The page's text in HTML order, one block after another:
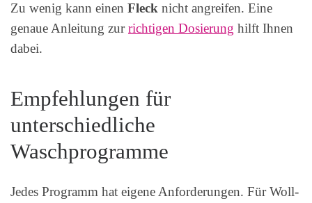
Zu wenig kann einen Fleck nicht angreifen. Eine
genaue Anleitung zurrichtigen Dosierung hilft Ihnen
dabei.
Empfehlungen für
unterschiedliche
Waschprogramme
Jedes Programm hat eigene Anforderungen. Für Woll-